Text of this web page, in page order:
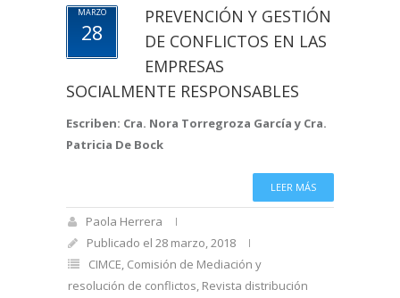
MARZO
28
PREVENCIÓN Y GESTIÓN
DE CONFLICTOS EN LAS
EMPRESAS
SOCIALMENTE RESPONSABLES
Escriben: Cra. Nora Torregroza García y Cra.
Patricia De Bock
LEER MÁS
Paola Herrera
Publicado el 28 marzo, 2018
CIMCE, Comisión de Mediación y
resolución de conflictos, Revista distribución